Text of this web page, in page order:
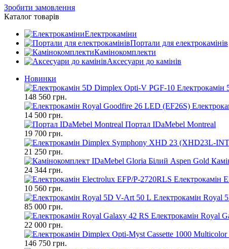
Зробити замовлення
Каталог товарів
Електрокаміни
Портали для електрокамінів
Камінокомплекти
Аксесуари до камінів
Новинки
148 560 грн.
14 500 грн.
Портал IDaMebel Montreal
19 700 грн.
21 250 грн.
24 344 грн.
Електрокамін
10 560 грн.
Електрокамін Royal
85 000 грн.
Електрокамін Royal
22 000 грн.
146 750 грн.